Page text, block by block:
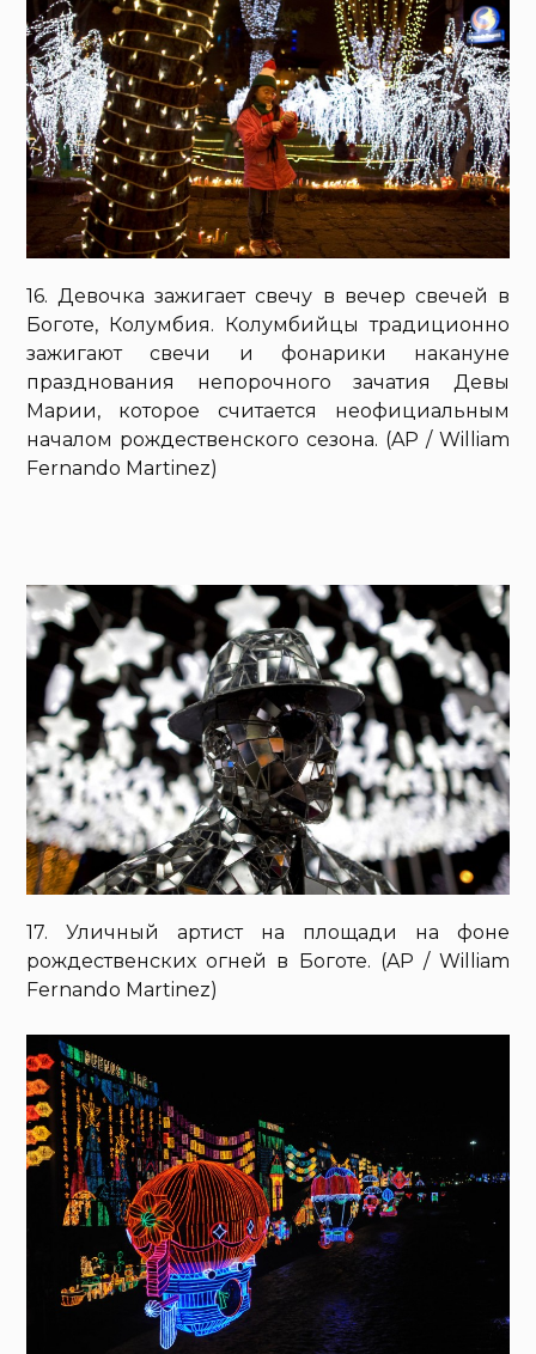
16. Девочка зажигает свечу в вечер свечей в
Боготе, Колумбия. Колумбийцы традиционно
зажигают свечи и фонарики накануне
празднования непорочного зачатия Девы
Марии, которое считается неофициальным
началом рождественского сезона. (AP / William
Fernando Martinez)
17. Уличный артист на площади на фоне
рождественских огней в Боготе. (AP / William
Fernando Martinez)